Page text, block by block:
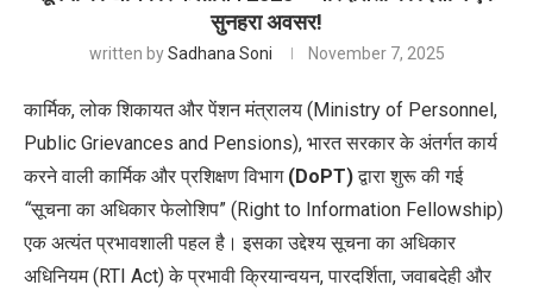
सुनहरा अवसर!
written bySadhana Soni November 7, 2025
कार्मिक, लोक शिकायत और पेंशन मंत्रालय (Ministry of Personnel,
Public Grievances and Pensions), भारत सरकार के अंतर्गत कार्य
करने वाली कार्मिक और प्रशिक्षण विभाग(DoPT)द्वारा शुरू की गई
“सूचना का अधिकार फेलोशिप” (Right to Information Fellowship)
एक अत्यंत प्रभावशाली पहल है। इसका उद्देश्य सूचना का अधिकार
अधिनियम (RTI Act) के प्रभावी क्रियान्वयन, पारदर्शिता, जवाबदेही और